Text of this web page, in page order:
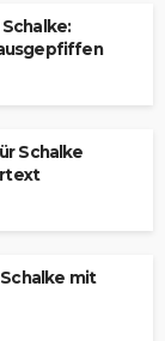
Schalke
mit